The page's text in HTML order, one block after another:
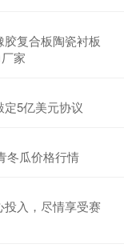
复合板陶瓷衬板
家
5亿美元协议
冬瓜价格行情
入，尽情享受赛